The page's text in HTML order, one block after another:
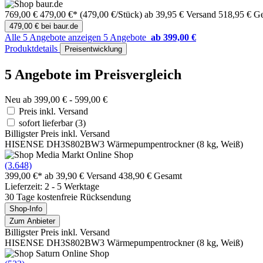
769,00 € 479,00 €* (479,00 €/Stück) ab 39,95 € Versand 518,95 €
479,00 € bei baur.de
Alle 5 Angebote anzeigen 5 Angebote ab 399,00 €
Produktdetails
Preisentwicklung
5 Angebote im Preisvergleich
Neu ab 399,00 € - 599,00 €
Preis inkl. Versand
sofort lieferbar(3)
Billigster Preis inkl. Versand
HISENSE DH3S802BW3 Wärmepumpentrockner (8 kg, Weiß)
(3.648)
399,00 €* ab 39,90 € Versand 438,90 € Gesamt
Lieferzeit: 2 - 5 Werktage
30 Tage kostenfreie Rücksendung
Shop-Info
Zum Anbieter
Billigster Preis inkl. Versand
HISENSE DH3S802BW3 Wärmepumpentrockner (8 kg, Weiß)